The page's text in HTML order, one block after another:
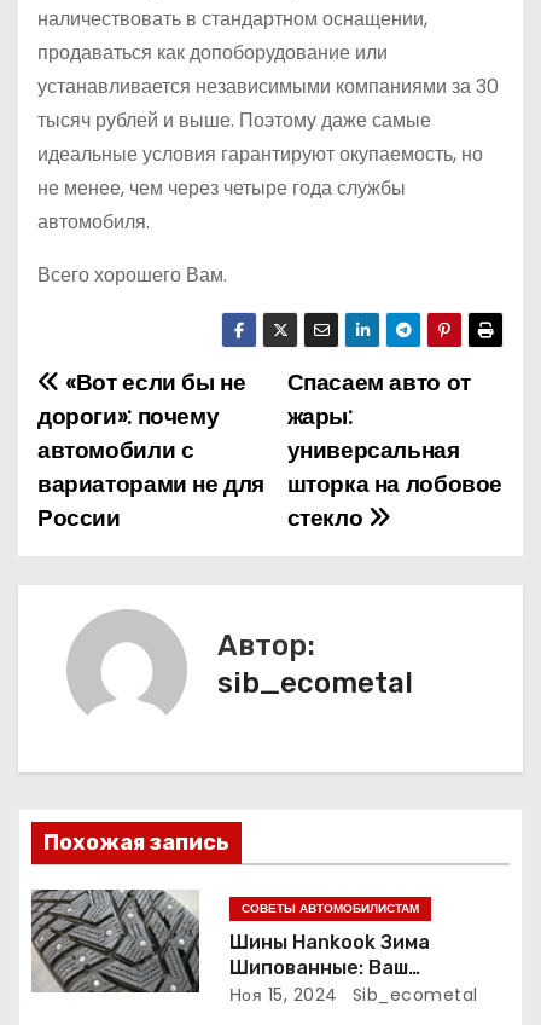
наличествовать в стандартном оснащении,
продаваться как допоборудование или
устанавливается независимыми компаниями за 30
тысяч рублей и выше. Поэтому даже самые
идеальные условия гарантируют окупаемость, но
не менее, чем через четыре года службы
автомобиля.
Всего хорошего Вам.
Н
а
в
г
п
о
з
а
Спасаем авто от
жары:
универсальная
шторка на лобовое
стекло
«Вот если бы не
дороги»: почему
автомобили с
вариаторами не для
России
Автор:
sib_ecometal
Похожая запись
СОВЕТЫ АВТОМОБИЛИСТАМ
Шины Hankook Зима
Шипованные: Ваш
Надежный Партнёр на
Ноя 15, 2024 Sib_ecometal